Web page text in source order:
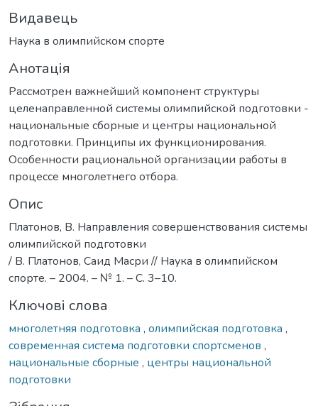
Видавець
Наука в олимпийском спорте
Анотація
Рассмотрен важнейший компонент структуры
целенаправленной системы олимпийской подготовки -
национальные сборные и центры национальной
подготовки. Принципы их функционирования.
Особенности рациональной организации работы в
процессе многолетнего отбора.
Опис
Платонов, В. Направления совершенствования системы
олимпийской подготовки
/ В. Платонов, Саид Масри // Наука в олимпийском
спорте. – 2004. – № 1. – С. 3–10.
Ключові слова
многолетняя подготовка , олимпийская подготовка ,
современная система подготовки спортсменов ,
национальные сборные , центры национальной
подготовки